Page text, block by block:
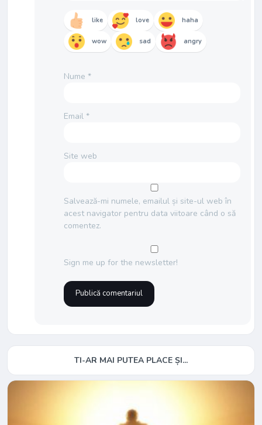
like love haha
wow sad angry
Nume *
Email *
Site web
Salvează-mi numele, emailul și site-ul web în
acest navigator pentru data viitoare când o să
comentez.
Sign me up for the newsletter!
TI-AR MAI PUTEA PLACE ȘI...